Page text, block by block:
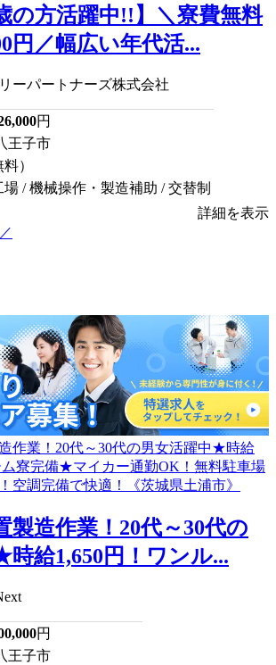
の方活躍中!!】＼寮費無料
円／幅広い年代活...
ーパートナーズ株式会社
円
王子市
）
/ 機械操作・製造補助 / 交替制
詳細を表示
製造作業！20代～30代の
給1,650円！ワンル...
円
王子市